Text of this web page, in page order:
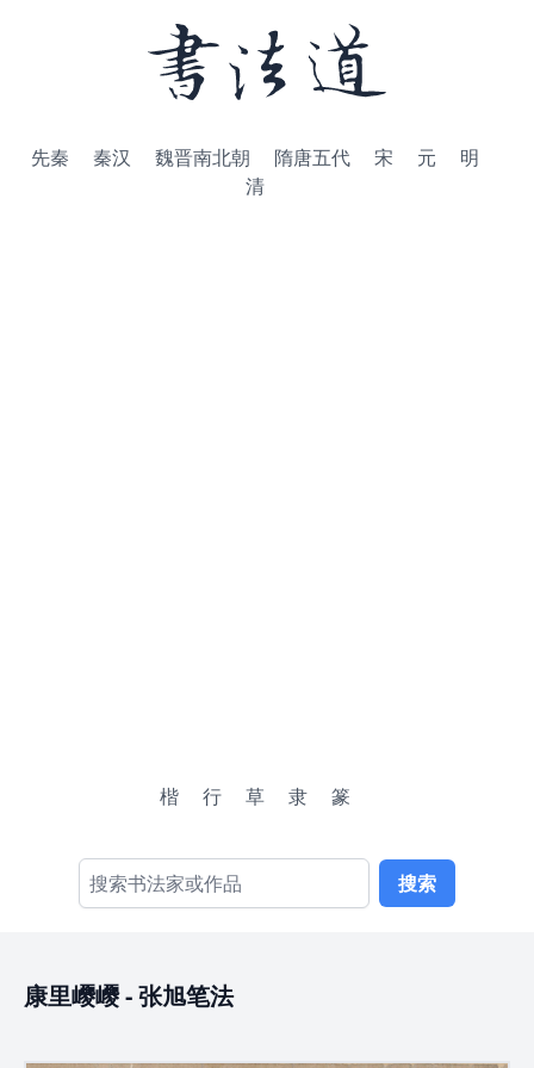
先秦 秦汉 魏晋南北朝 隋唐五代 宋 元
明
清
楷 行 草 隶 篆
搜索
康里巎巎-张旭笔法